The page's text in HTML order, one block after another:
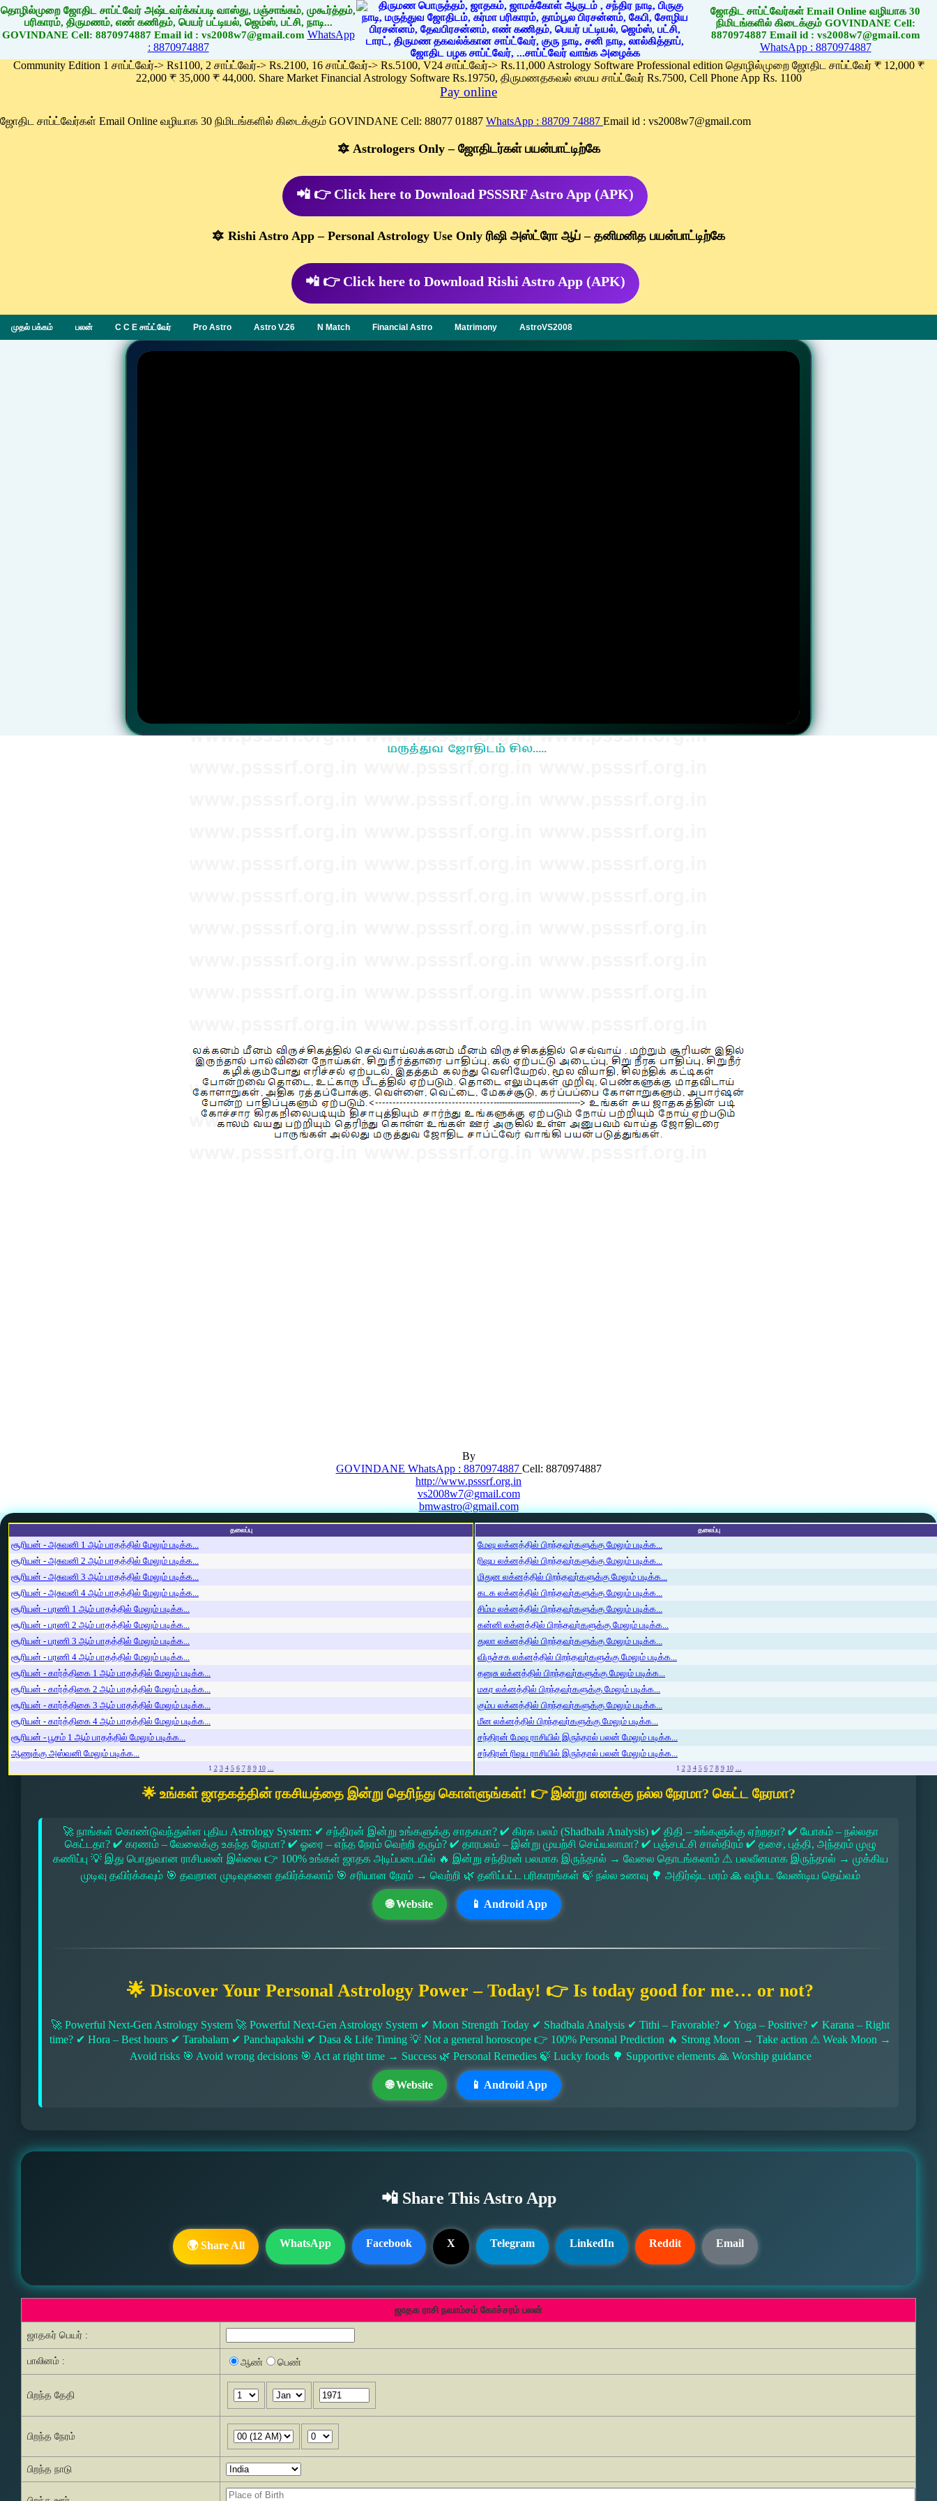
தொழில்முறை ஜோதிட சாப்ட்வேர் அஷ்டவர்க்கப்படி வாஸ்து, பஞ்சாங்கம், முகூர்த்தம்,
பரிகாரம், திருமணம், எண் கணிதம், பெயர் பட்டியல், ஜெம்ஸ், பட்சி, நாடி...
GOVINDANE Cell: 8870974887 Email id : vs2008w7@gmail.com WhatsApp
: 8870974887
ஜோதிட சாப்ட்வேர்கள் Email Online வழியாக 30
நிமிடங்களில் கிடைக்கும் GOVINDANE Cell:
8870974887 Email id : vs2008w7@gmail.com
WhatsApp : 8870974887
Community Edition 1 சாப்ட்வேர்-> Rs1100, 2 சாப்ட்வேர்-> Rs.2100, 16 சாப்ட்வேர்-> Rs.5100, V24 சாப்ட்வேர்-> Rs.11,000 Astrology Software Professional edition தொழில்முறை ஜோதிட சாப்ட்வேர் ₹ 12,000 ₹
22,000 ₹ 35,000 ₹ 44,000. Share Market Financial Astrology Software Rs.19750, திருமணதகவல் மைய சாப்ட்வேர் Rs.7500, Cell Phone App Rs. 1100
Pay online
ஜோதிட சாப்ட்வேர்கள் Email Online வழியாக 30 நிமிடங்களில் கிடைக்கும் GOVINDANE Cell: 88077 01887 WhatsApp : 88709 74887 Email id : vs2008w7@gmail.com
🔯 Astrologers Only – ஜோதிடர்கள் பயன்பாட்டிற்கே
📲 👉 Click here to Download PSSSRF Astro App (APK)
🔯 Rishi Astro App – Personal Astrology Use Only ரிஷி அஸ்ட்ரோ ஆப் – தனிமனித பயன்பாட்டிற்கே
📲 👉 Click here to Download Rishi Astro App (APK)
முதல் பக்கம் பலன் C C E சாப்ட்வேர் Pro Astro Astro V.26 N Match Financial Astro Matrimony AstroVS2008
By
GOVINDANE WhatsApp : 8870974887 Cell: 8870974887
http://www.psssrf.org.in
vs2008w7@gmail.com
bmwastro@gmail.com
தலைப்பு
சூரியன் - அசுவனி 1 ஆம் பாதத்தில் மேலும் படிக்க...
சூரியன் - அசுவனி 2 ஆம் பாதத்தில் மேலும் படிக்க...
சூரியன் - அசுவனி 3 ஆம் பாதத்தில் மேலும் படிக்க...
சூரியன் - அசுவனி 4 ஆம் பாதத்தில் மேலும் படிக்க...
சூரியன் - பரணி 1 ஆம் பாதத்தில் மேலும் படிக்க...
சூரியன் - பரணி 2 ஆம் பாதத்தில் மேலும் படிக்க...
சூரியன் - பரணி 3 ஆம் பாதத்தில் மேலும் படிக்க...
சூரியன் - பரணி 4 ஆம் பாதத்தில் மேலும் படிக்க...
சூரியன் - கார்த்திகை 1 ஆம் பாதத்தில் மேலும் படிக்க...
சூரியன் - கார்த்திகை 2 ஆம் பாதத்தில் மேலும் படிக்க...
சூரியன் - கார்த்திகை 3 ஆம் பாதத்தில் மேலும் படிக்க...
சூரியன் - கார்த்திகை 4 ஆம் பாதத்தில் மேலும் படிக்க...
சூரியன் - பூசம் 1 ஆம் பாதத்தில் மேலும் படிக்க...
ஆணுக்கு அஸ்வனி மேலும் படிக்க...
1 2 3 4 5 6 7 8 9 10 ...
தலைப்பு
மேஷ லக்னத்தில் பிறந்தவர்களுக்கு மேலும் படிக்க...
ரிஷப லக்னத்தில் பிறந்தவர்களுக்கு மேலும் படிக்க...
மிதுன லக்னத்தில் பிறந்தவர்களுக்கு மேலும் படிக்க...
கடக லக்னத்தில் பிறந்தவர்களுக்கு மேலும் படிக்க...
சிம்ம லக்னத்தில் பிறந்தவர்களுக்கு மேலும் படிக்க...
கன்னி லக்னத்தில் பிறந்தவர்களுக்கு மேலும் படிக்க...
துலா லக்னத்தில் பிறந்தவர்களுக்கு மேலும் படிக்க...
விருச்சக லக்னத்தில் பிறந்தவர்களுக்கு மேலும் படிக்க...
தனுசு லக்னத்தில் பிறந்தவர்களுக்கு மேலும் படிக்க...
மகர லக்னத்தில் பிறந்தவர்களுக்கு மேலும் படிக்க...
கும்ப லக்னத்தில் பிறந்தவர்களுக்கு மேலும் படிக்க...
மீன லக்னத்தில் பிறந்தவர்களுக்கு மேலும் படிக்க...
சந்திரன் மேஷ ராசியில் இருந்தால் பலன் மேலும் படிக்க...
சந்திரன் ரிஷப ராசியில் இருந்தால் பலன் மேலும் படிக்க...
1 2 3 4 5 6 7 8 9 10 ...
🌟 உங்கள் ஜாதகத்தின் ரகசியத்தை இன்று தெரிந்து கொள்ளுங்கள்! 👉 இன்று எனக்கு நல்ல நேரமா? கெட்ட நேரமா?
🚀 நாங்கள் கொண்டுவந்துள்ள புதிய Astrology System: ✔ சந்திரன் இன்று உங்களுக்கு சாதகமா? ✔ கிரக பலம் (Shadbala Analysis) ✔ திதி – உங்களுக்கு ஏற்றதா? ✔ யோகம் – நல்லதா
கெட்டதா? ✔ கரணம் – வேலைக்கு உகந்த நேரமா? ✔ ஓரை – எந்த நேரம் வெற்றி தரும்? ✔ தாரபலம் – இன்று முயற்சி செய்யலாமா? ✔ பஞ்சபட்சி சாஸ்திரம் ✔ தசை, புத்தி, அந்தரம் முழு
கணிப்பு 💡 இது பொதுவான ராசிபலன் இல்லை 👉 100% உங்கள் ஜாதக அடிப்படையில் 🔥 இன்று சந்திரன் பலமாக இருந்தால் → வேலை தொடங்கலாம் ⚠ பலவீனமாக இருந்தால் → முக்கிய
முடிவு தவிர்க்கவும் 🎯 தவறான முடிவுகளை தவிர்க்கலாம் 🎯 சரியான நேரம் → வெற்றி 🌿 தனிப்பட்ட பரிகாரங்கள் 🍃 நல்ல உணவு 🌳 அதிர்ஷ்ட மரம் 🙏 வழிபட வேண்டிய தெய்வம்
🌐 Website 📱 Android App
🌟 Discover Your Personal Astrology Power – Today! 👉 Is today good for me… or not?
🚀 Powerful Next-Gen Astrology System 🚀 Powerful Next-Gen Astrology System ✔ Moon Strength Today ✔ Shadbala Analysis ✔ Tithi – Favorable? ✔ Yoga – Positive? ✔ Karana – Right
time? ✔ Hora – Best hours ✔ Tarabalam ✔ Panchapakshi ✔ Dasa & Life Timing 💡 Not a general horoscope 👉 100% Personal Prediction 🔥 Strong Moon → Take action ⚠ Weak Moon →
Avoid risks 🎯 Avoid wrong decisions 🎯 Act at right time → Success 🌿 Personal Remedies 🍃 Lucky foods 🌳 Supportive elements 🙏 Worship guidance
🌐 Website 📱 Android App
📲 Share This Astro App
🌍 Share All WhatsApp Facebook X Telegram LinkedIn Reddit Email
ஜாதக ராசி நவாம்சம் கோச்சரம் பலன்
ஜாதகர் பெயர் :
பாலினம் : ஆண் பெண்
பிறந்த தேதி
பிறந்த நேரம்
பிறந்த நாடு